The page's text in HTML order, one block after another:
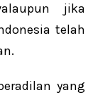
jika
telah
yang